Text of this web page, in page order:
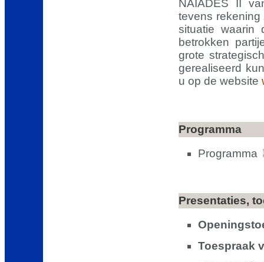
NAIADES II
tevens
situatie waarin
betrokken
grote
gerealiseerd
u op de website
Programma
Programma
Presentaties,
Toespraak